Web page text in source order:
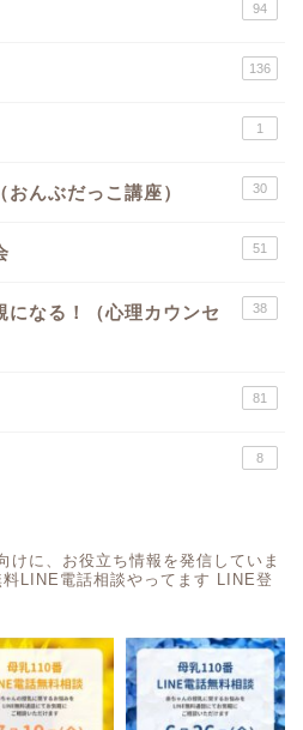
94
136
1
んぶだっこ講座） 30
51
になる！（心理カウンセ
38
81
8
けに、お役立ち情報を発信していま
LINE電話相談やってます LINE登